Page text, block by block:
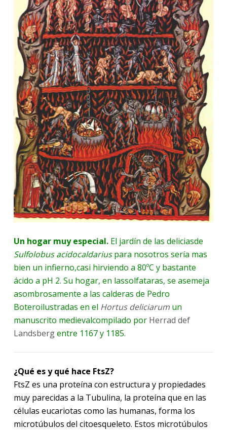
Un hogar muy especial. El jardín de las deliciasde
Sulfolobus acidocaldariuspara nosotros sería mas
bien un infierno,casi hirviendo a 80ºC y bastante
ácido a pH 2. Su hogar, en lassolfataras, se asemeja
asombrosamente a las calderas de Pedro
Boteroilustradas en el Hortus deliciarumun
manuscrito medievalcompilado por Herrad def
Landsbergentre 1167 y 1185.
¿Qué es y qué hace FtsZ?
FtsZ es una proteína con estructura y propiedades
muy parecidas a la Tubulina, la proteína que en las
células eucariotas como las humanas, forma los
microtúbulos del citoesqueleto. Estos microtúbulos